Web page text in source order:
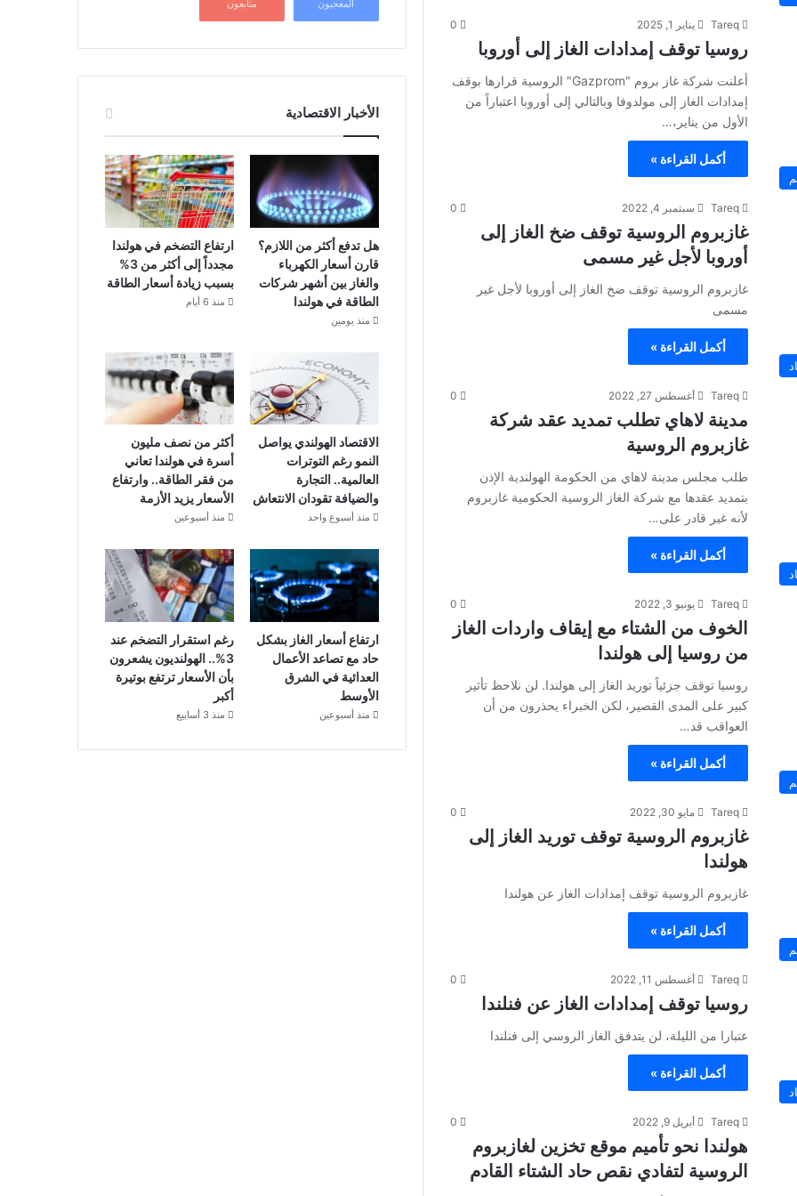
Tareq يناير 1, 2025 0
روسيا توقف إمدادات الغاز إلى أوروبا
أعلنت شركة غاز بروم "Gazprom" الروسية قرارها بوقف
إمدادات الغاز إلى مولدوفا وبالتالي إلى أوروبا اعتباراً من
الأول من يناير،…
أكمل القراءة »
Tareq سبتمبر 4, 2022 0
غازبروم الروسية توقف ضخ الغاز إلى
أوروبا لأجل غير مسمى
غازبروم الروسية توقف ضخ الغاز إلى أوروبا لأجل غير
مسمى
أكمل القراءة »
Tareq أغسطس 27, 2022 0
مدينة لاهاي تطلب تمديد عقد شركة
غازبروم الروسية
طلب مجلس مدينة لاهاي من الحكومة الهولندية الإذن
بتمديد عقدها مع شركة الغاز الروسية الحكومية غازبروم
لأنه غير قادر على…
أكمل القراءة »
Tareq يونيو 3, 2022 0
الخوف من الشتاء مع إيقاف واردات الغاز
من روسيا إلى هولندا
روسيا توقف جزئياً توريد الغاز إلى هولندا. لن نلاحظ تأثير
كبير على المدى القصير، لكن الخبراء يحذرون من أن
العواقب قد…
أكمل القراءة »
Tareq مايو 30, 2022 0
غازبروم الروسية توقف توريد الغاز إلى
هولندا
غازبروم الروسية توقف إمدادات الغاز عن هولندا
أكمل القراءة »
Tareq أغسطس 11, 2022 0
روسيا توقف إمدادات الغاز عن فنلندا
عتبارا من الليلة، لن يتدفق الغاز الروسي إلى فنلندا
أكمل القراءة »
Tareq أبريل 9, 2022 0
هولندا نحو تأميم موقع تخزين لغازبروم
الروسية لتفادي نقص حاد الشتاء القادم
المعجبون متابعون
الأخبار الاقتصادية
هل تدفع أكثر من اللازم؟
قارن أسعار الكهرباء
والغاز بين أشهر شركات
الطاقة في هولندا
منذ يومين
ارتفاع التضخم في هولندا
مجدداً إلى أكثر من 3%
بسبب زيادة أسعار الطاقة
منذ 6 أيام
الاقتصاد الهولندي يواصل
النمو رغم التوترات
العالمية.. التجارة
والضيافة تقودان الانتعاش
منذ أسبوع واحد
أكثر من نصف مليون
أسرة في هولندا تعاني
من فقر الطاقة.. وارتفاع
الأسعار يزيد الأزمة
منذ أسبوعين
ارتفاع أسعار الغاز بشكل
حاد مع تصاعد الأعمال
العدائية في الشرق
الأوسط
منذ أسبوعين
رغم استقرار التضخم عند
3%.. الهولنديون يشعرون
بأن الأسعار ترتفع بوتيرة
أكبر
منذ 3 أسابيع